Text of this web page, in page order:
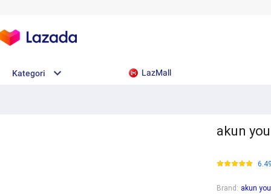
Kategori LazMall
akun
Brand : akun